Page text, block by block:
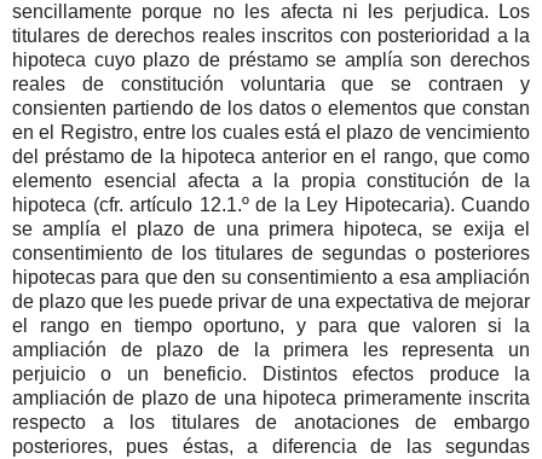
sencillamente porque no les afecta ni les perjudica. Los
titulares de derechos reales inscritos con posterioridad a la
hipoteca cuyo plazo de préstamo se amplía son derechos
reales de constitución voluntaria que se contraen y
consienten partiendo de los datos o elementos que constan
en el Registro, entre los cuales está el plazo de vencimiento
del préstamo de la hipoteca anterior en el rango, que como
elemento esencial afecta a la propia constitución de la
hipoteca (cfr. artículo 12.1.º de la Ley Hipotecaria). Cuando
se amplía el plazo de una primera hipoteca, se exija el
consentimiento de los titulares de segundas o posteriores
hipotecas para que den su consentimiento a esa ampliación
de plazo que les puede privar de una expectativa de mejorar
el rango en tiempo oportuno, y para que valoren si la
ampliación de plazo de la primera les representa un
perjuicio o un beneficio. Distintos efectos produce la
ampliación de plazo de una hipoteca primeramente inscrita
respecto a los titulares de anotaciones de embargo
posteriores, pues éstas, a diferencia de las segundas